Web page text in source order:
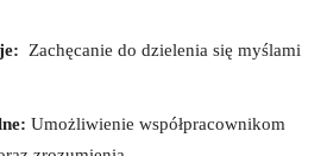
​ Zachęcanie do dzielenia się myślami
Umożliwienie współpracownikom